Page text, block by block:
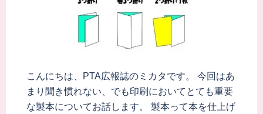
こんにちは、PTA広報誌のミカタです。 今回はあ
まり聞き慣れない、でも印刷においてとても重要
な製本についてお話します。 製本って本を仕上げ